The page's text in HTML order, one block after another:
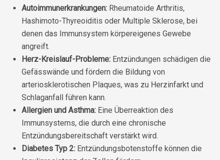
Autoimmunerkrankungen: Rheumatoide Arthritis,
Hashimoto-Thyreoiditis oder Multiple Sklerose, bei
denen das Immunsystem körpereigenes Gewebe
angreift.
Herz-Kreislauf-Probleme: Entzündungen schädigen die
Gefässwände und fördern die Bildung von
arteriosklerotischen Plaques, was zu Herzinfarkt und
Schlaganfall führen kann.
Allergien und Asthma: Eine Überreaktion des
Immunsystems, die durch eine chronische
Entzündungsbereitschaft verstärkt wird.
Diabetes Typ 2: Entzündungsbotenstoffe können die